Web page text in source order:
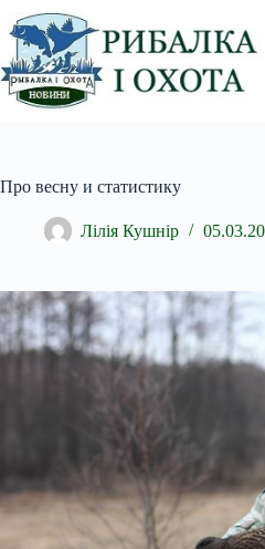
Перейти
до
вмісту
Про весну и статистику
Лілія Кушнір